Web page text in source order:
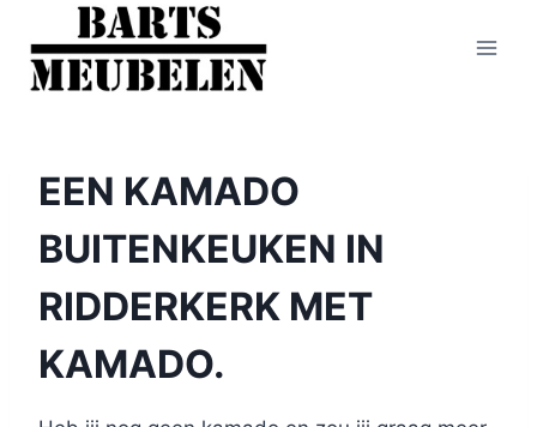
Doorgaan
naar
inhoud
EEN KAMADO
BUITENKEUKEN IN
RIDDERKERK MET
KAMADO.